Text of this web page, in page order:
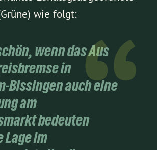
wie folgt:
wenn das Aus
in
Bissingen auch eine
am
bedeuten
Lage im